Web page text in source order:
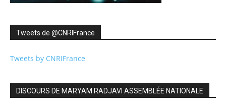
Tweets de ‎@CNRIFrance
Tweets by CNRIFrance
DISCOURS DE MARYAM RADJAVI ASSEMBLÉE NATIONALE